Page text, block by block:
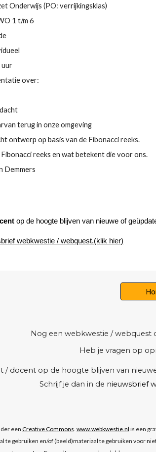
Onderwijs (PO: verrijkingsklas)
1 t/m 6
uur
over:
terug in onze omgeving
ontwerp op basis van de Fibonacci reeks.
reeks en wat betekent die voor ons.
Demmers
op de hoogte blijven van nieuwe of
webkwestie / webquest.(klik hier)
Nog een webkwestie / webquest
Heb je vragen op
/ docent op de hoogte blijven van
Schrijf je dan in de nieuwsbrief
eenCreative Commons. www.webkwestie.nl is een
te gebruiken en/of (beeld)materiaal te gebruiken voor